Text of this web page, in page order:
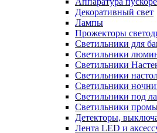
Декоративный свет
Лампы
Прожекторы
Светильники для
Светильники
Светильники
Светильники
Светильники
Светильники под
Светильники
Детекторы,
Лента LED и